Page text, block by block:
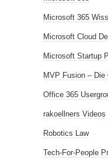
Microsoft 365
Microsoft Cloud
Microsoft Startup
MVP Fusion – Die
Office 365
rakoellners Videos
Robotics Law
Tech-For-People